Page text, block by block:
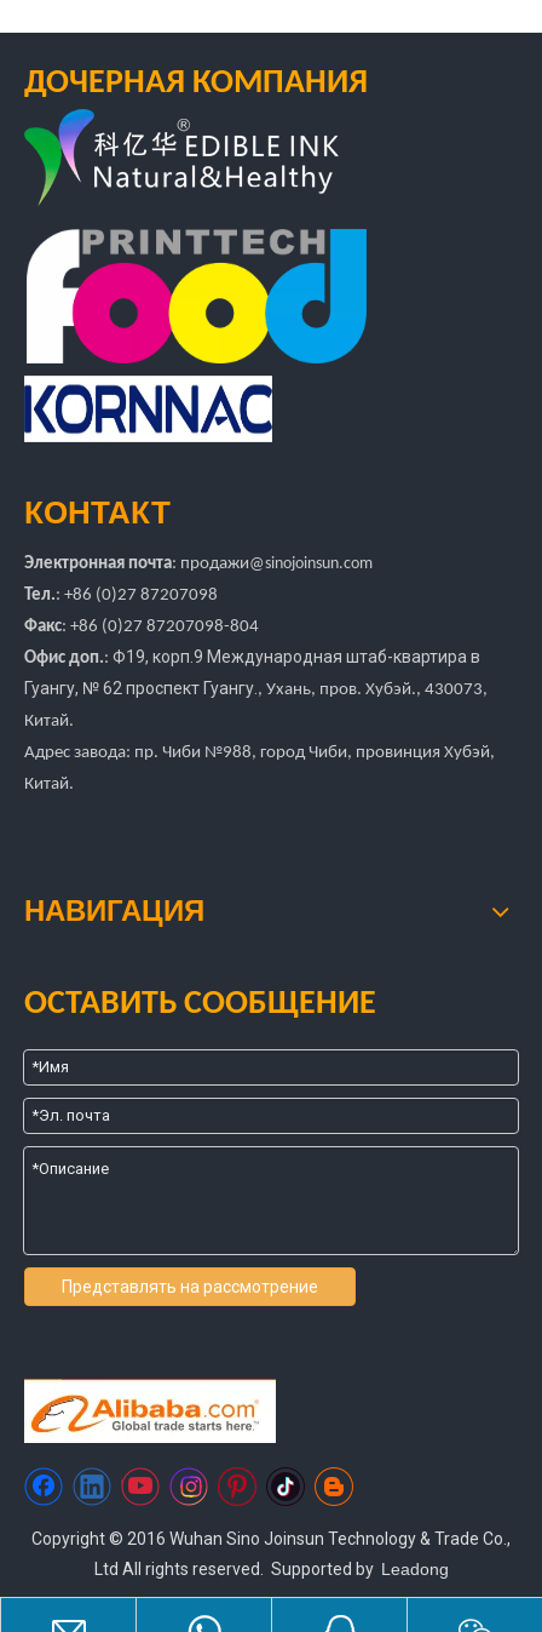
ДОЧЕРНАЯ КОМПАНИЯ
КОНТАКТ
Электронная почта: продажи@sinojoinsun.com
Тел.: +86 (0)27 87207098
Факс: +86 (0)27 87207098-804
Офис доп.: Ф19, корп.9 Международная штаб-квартира в
Гуангу, № 62 проспект Гуангу., Ухань, пров. Хубэй., 430073,
Китай.
Адрес завода: пр. Чиби №988, город Чиби, провинция Хубэй,
Китай.
НАВИГАЦИЯ
ОСТАВИТЬ СООБЩЕНИЕ
Представлять на рассмотрение
Copyright © 2016 Wuhan Sino Joinsun Technology & Trade Co.,
Ltd All rights reserved. Supported by Leadong